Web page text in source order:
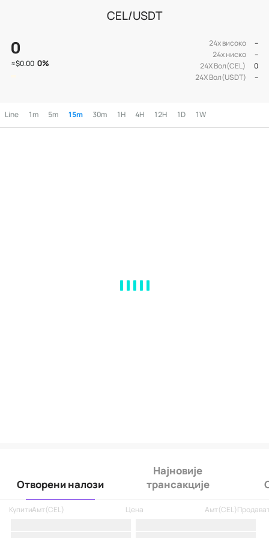
CEL/USDT
0
≈$0.00 0%
24х високо
--
24х ниско
--
24Х Вол(CEL)
0
24Х Вол(USDT)
--
Line 1m 5m 15m 30m 1H 4H 12H 1D 1W
Отворени налози
Најновије
трансакције
КупитиАмт (CEL) Цена Амт (CEL)